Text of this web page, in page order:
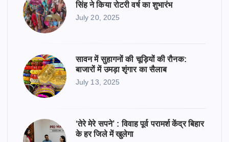
सिंह ने किया रोटरी वर्ष का शुभारंभ
July 20, 2025
सावन में सुहागनों की चूड़ियों की रौनक:
बाजारों में उमड़ा शृंगार का सैलाब
July 13, 2025
‘तेरे मेरे सपने’ : विवाह पूर्व परामर्श केंद्र बिहार
के हर जिले में खुलेगा